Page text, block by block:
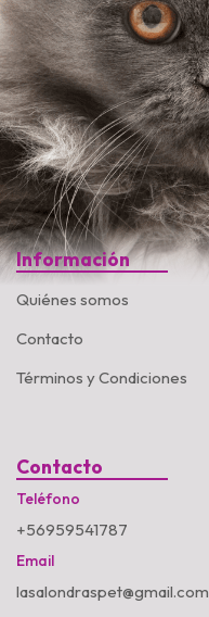
Información
Quiénes somos
Contacto
Términos y Condiciones
Contacto
Teléfono
+56959541787
Email
lasalondraspet@gmail.com